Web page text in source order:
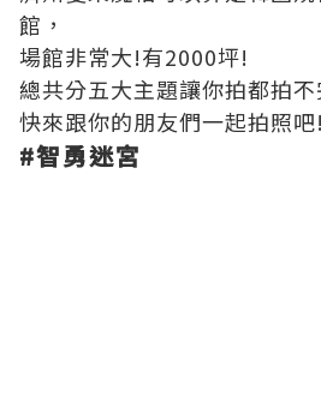
館，
場館非常大!有2000坪!
總共分五大主題讓你拍都拍
快來跟你的朋友們一起拍照吧!
#智勇迷宮